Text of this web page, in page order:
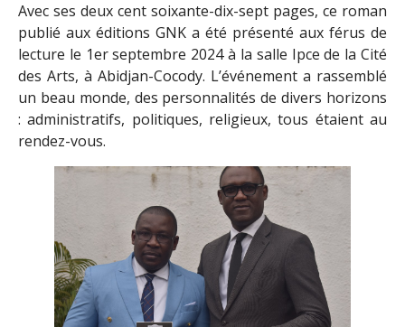
Avec ses deux cent soixante-dix-sept pages, ce roman
publié aux éditions GNK a été présenté aux férus de
lecture le 1er septembre 2024 à la salle Ipce de la Cité
des Arts, à Abidjan-Cocody. L’événement a rassemblé
un beau monde, des personnalités de divers horizons
: administratifs, politiques, religieux, tous étaient au
rendez-vous.